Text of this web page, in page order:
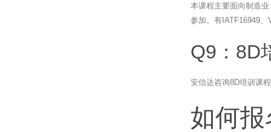
本课程主要面向制造
参加。有IATF16949
Q9：8D
安信达咨询8D培训课
如何